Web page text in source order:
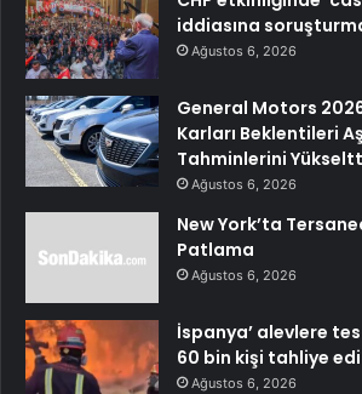
iddiasına
Ağustos 6, 2026
General Motors
Karları Beklentileri
Tahminlerini
Ağustos 6, 2026
New York’ta
Patlama
Ağustos 6, 2026
İspanya’ alevlere
60 bin kişi tahliye
Ağustos 6, 2026